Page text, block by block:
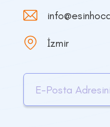
İzmir